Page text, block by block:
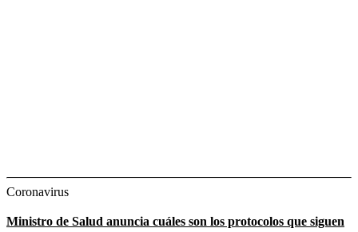
Coronavirus
Ministro de Salud anuncia cuáles son los protocolos que siguen